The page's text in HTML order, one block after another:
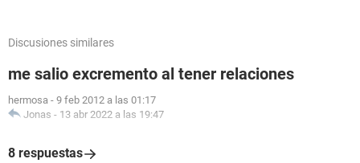
Discusiones similares
me salio excremento al tener relaciones
hermosa - 9 feb 2012 a las 01:17
Jonas - 13 abr 2022 a las 19:47
8 respuestas